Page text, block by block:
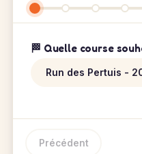
🏁 Quelle course
Run des Pertuis -
Précédent